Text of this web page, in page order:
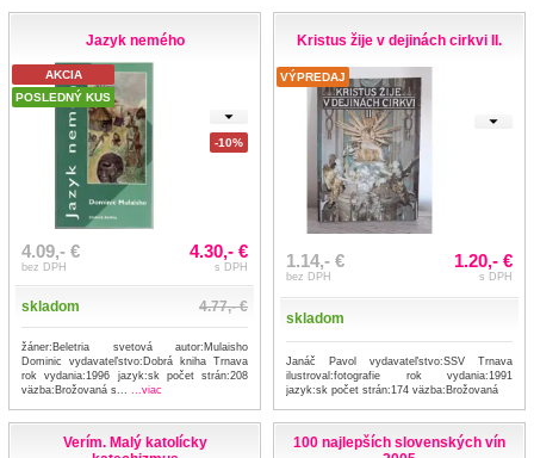
Jazyk nemého
AKCIA
POSLEDNÝ KUS
-10%
4.09,- €
bez DPH
4.30,- €
s DPH
skladom 4.77,- €
žáner:Beletria svetová autor:Mulaisho
Dominic vydavateľstvo:Dobrá kniha Trnava
rok vydania:1996 jazyk:sk počet strán:208
väzba:Brožovaná s...
...viac
Kristus žije v dejinách cirkvi II.
VÝPREDAJ
1.14,- €
bez DPH
1.20,- €
s DPH
skladom
Janáč Pavol vydavateľstvo:SSV Trnava
ilustroval:fotografie rok vydania:1991
jazyk:sk počet strán:174 väzba:Brožovaná
Verím. Malý katolícky
100 najlepších slovenských vín